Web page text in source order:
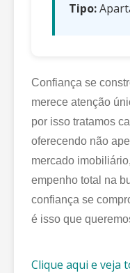
Tipo:
Confiança se
merece atenção
por isso tratamos
oferecendo não
mercado
empenho total na
confiança se
é isso que
Clique aqui e veja